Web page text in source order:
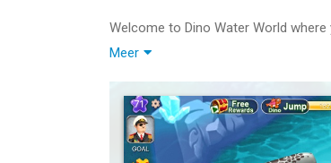
Welcome to Dino Water World
home, and create your own Jurassic
- Free to play!
- A wide variety of exciting sea
- Feed the hungry creatures to evolve
Meer